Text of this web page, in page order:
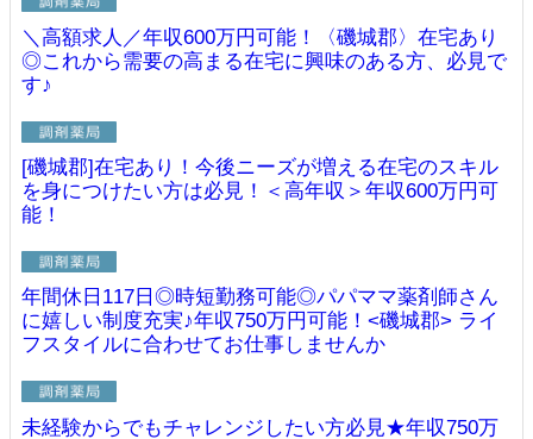
＼高額求人／年収600万円可能！〈磯城郡〉在宅あり
◎これから需要の高まる在宅に興味のある方、必見で
す♪
[磯城郡]在宅あり！今後ニーズが増える在宅のスキル
を身につけたい方は必見！＜高年収＞年収600万円可
能！
年間休日117日◎時短勤務可能◎パパママ薬剤師さん
に嬉しい制度充実♪年収750万円可能！<磯城郡> ライ
フスタイルに合わせてお仕事しませんか
未経験からでもチャレンジしたい方必見★年収750万